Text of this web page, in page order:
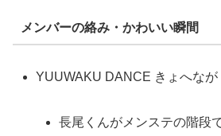
メンバーの絡み・かわいい瞬間
YUUWAKU DANCE きょへなが
長尾くんがメンステの階段